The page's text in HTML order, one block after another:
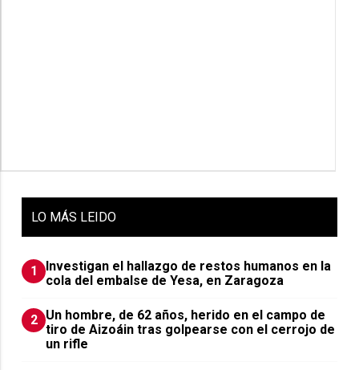
LO MÁS LEIDO
1
Investigan el hallazgo de restos humanos en la
cola del embalse de Yesa, en Zaragoza
2 Un hombre, de 62 años, herido en el campo de
tiro de Aizoáin tras golpearse con el cerrojo de
un rifle